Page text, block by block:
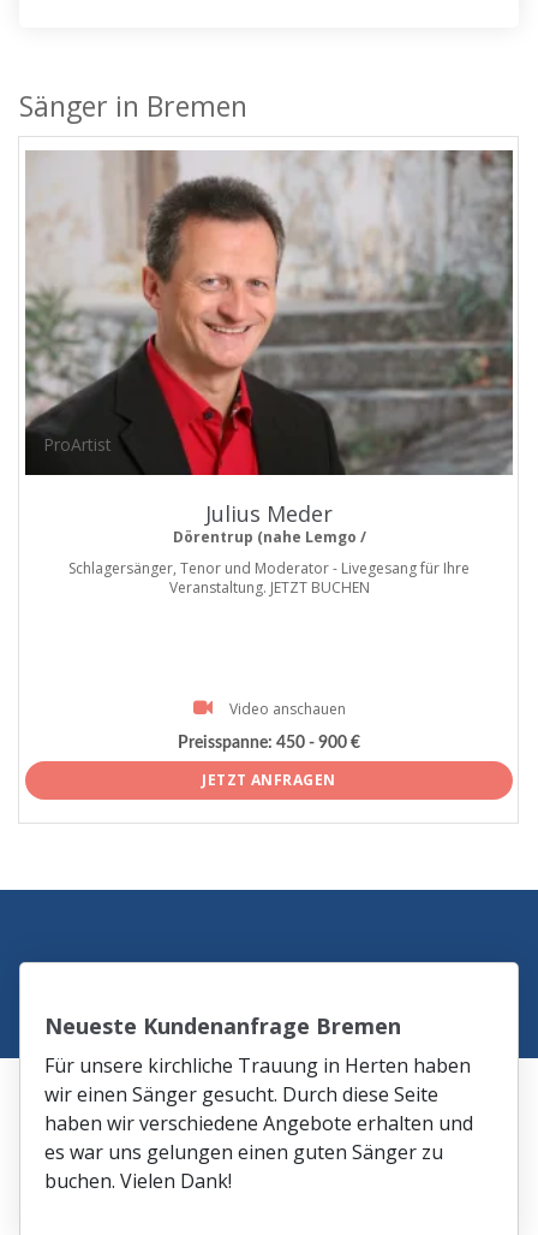
Sänger in Bremen
ProArtist
Julius Meder
Dörentrup (nahe Lemgo /
Schlagersänger, Tenor und Moderator - Livegesang für Ihre
Veranstaltung. JETZT BUCHEN
Video anschauen
Preisspanne: 450 - 900 €
JETZT ANFRAGEN
Neueste Kundenanfrage Bremen
Für unsere kirchliche Trauung in Herten haben
wir einen Sänger gesucht. Durch diese Seite
haben wir verschiedene Angebote erhalten und
es war uns gelungen einen guten Sänger zu
buchen. Vielen Dank!